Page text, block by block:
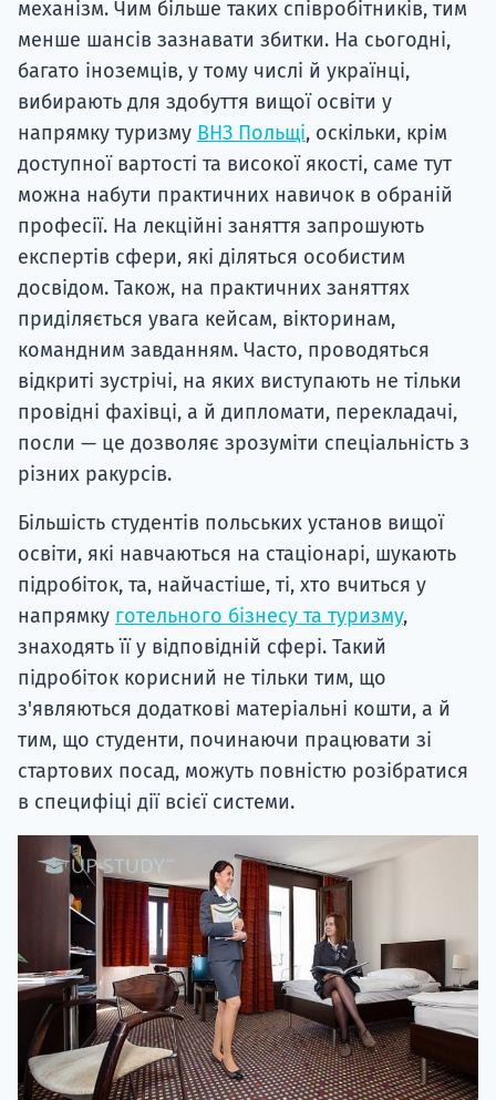
механізм. Чим більше таких співробітників, тим
менше шансів зазнавати збитки. На сьогодні,
багато іноземців, у тому числі й українці,
вибирають для здобуття вищої освіти у
напрямку туризму ВНЗ Польщі, оскільки, крім
доступної вартості та високої якості, саме тут
можна набути практичних навичок в обраній
професії. На лекційні заняття запрошують
експертів сфери, які діляться особистим
досвідом. Також, на практичних заняттях
приділяється увага кейсам, вікторинам,
командним завданням. Часто, проводяться
відкриті зустрічі, на яких виступають не тільки
провідні фахівці, а й дипломати, перекладачі,
посли — це дозволяє зрозуміти спеціальність з
різних ракурсів.
Більшість студентів польських установ вищої
освіти, які навчаються на стаціонарі, шукають
підробіток, та, найчастіше, ті, хто вчиться у
напрямку готельного бізнесу та туризму,
знаходять її у відповідній сфері. Такий
підробіток корисний не тільки тим, що
з'являються додаткові матеріальні кошти, а й
тим, що студенти, починаючи працювати зі
стартових посад, можуть повністю розібратися
в специфіці дії всієї системи.